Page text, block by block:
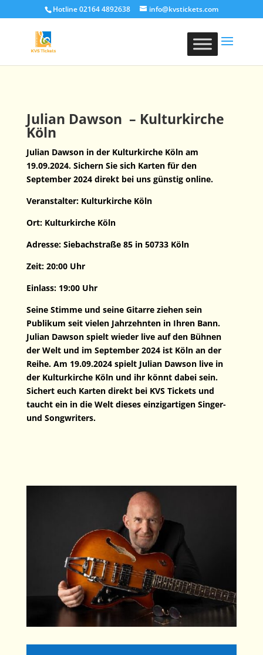
Hotline 02164 4892638 info@kvstickets.com
Julian Dawson – Kulturkirche
Köln
Julian Dawson in der Kulturkirche Köln am
19.09.2024. Sichern Sie sich Karten für den
September 2024 direkt bei uns günstig online.
Veranstalter: Kulturkirche Köln
Ort: Kulturkirche Köln
Adresse: Siebachstraße 85 in 50733 Köln
Zeit: 20:00 Uhr
Einlass: 19:00 Uhr
Seine Stimme und seine Gitarre ziehen sein
Publikum seit vielen Jahrzehnten in Ihren Bann.
Julian Dawson spielt wieder live auf den Bühnen
der Welt und im September 2024 ist Köln an der
Reihe. Am 19.09.2024 spielt Julian Dawson live in
der Kulturkirche Köln und ihr könnt dabei sein.
Sichert euch Karten direkt bei KVS Tickets und
taucht ein in die Welt dieses einzigartigen Singer-
und Songwriters.